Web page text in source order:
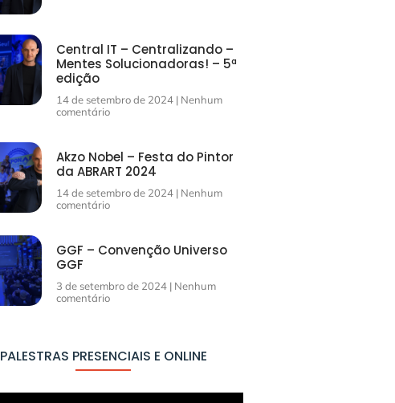
Central IT – Centralizando –
Mentes Solucionadoras! – 5ª
edição
14 de setembro de 2024 Nenhum
comentário
Akzo Nobel – Festa do Pintor
da ABRART 2024
14 de setembro de 2024 Nenhum
comentário
GGF – Convenção Universo
GGF
3 de setembro de 2024 Nenhum
comentário
PALESTRAS PRESENCIAIS E ONLINE